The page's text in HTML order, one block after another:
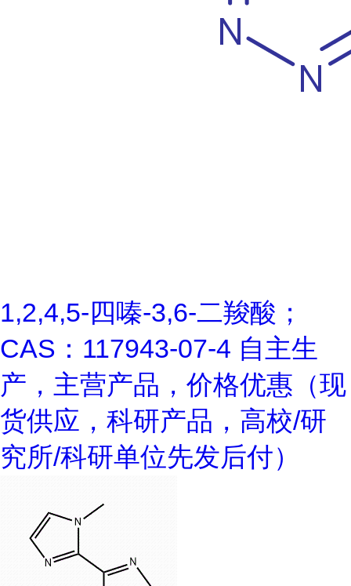
1,2,4,5-四嗪-3,6-二羧酸；
CAS：117943-07-4 自主生
产，主营产品，价格优惠（现
货供应，科研产品，高校/研
究所/科研单位先发后付）